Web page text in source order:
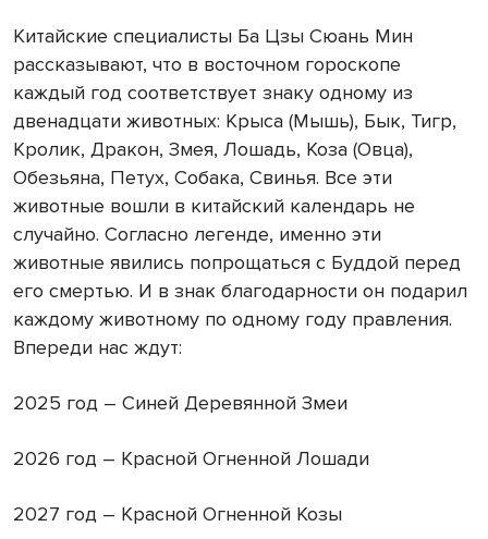
Китайские специалисты Ба Цзы Сюань Мин
рассказывают, что в восточном гороскопе
каждый год соответствует знаку одному из
двенадцати животных: Крыса (Мышь), Бык, Тигр,
Кролик, Дракон, Змея, Лошадь, Коза (Овца),
Обезьяна, Петух, Собака, Свинья. Все эти
животные вошли в китайский календарь не
случайно. Согласно легенде, именно эти
животные явились попрощаться с Буддой перед
его смертью. И в знак благодарности он подарил
каждому животному по одному году правления.
Впереди нас ждут:
2025 год – Синей Деревянной Змеи
2026 год – Красной Огненной Лошади
2027 год – Красной Огненной Козы